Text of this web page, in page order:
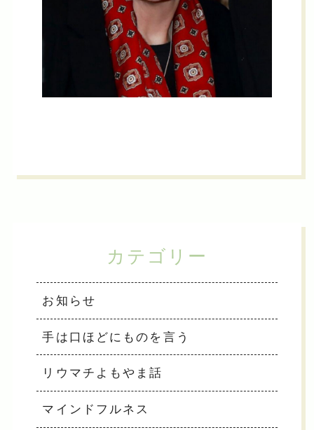
カテゴリー
お知らせ
手は口ほどにものを言う
リウマチよもやま話
マインドフルネス